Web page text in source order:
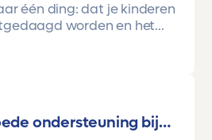
één ding: dat je kinderen
worden en het
ze méér kunnen dan ze
ons is Toetsmij daarin
begon ooit op mavo-
meid, maar soms
ondersteuning bij…